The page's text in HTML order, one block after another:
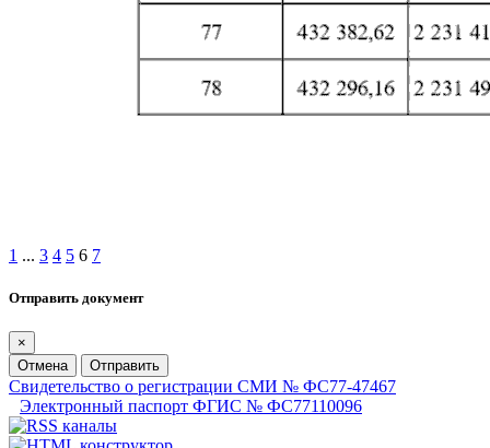
1 ... 3 4 5 6 7
Отправить документ
×
Отмена
Отправить
Свидетельство о регистрации СМИ № ФС77-47467
Электронный паспорт ФГИС № ФС77110096